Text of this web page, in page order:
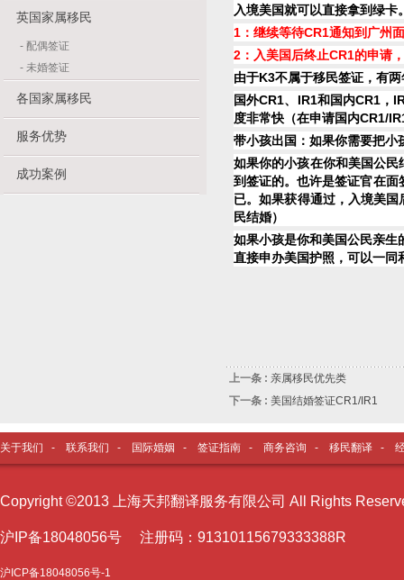
英国家属移民
- 配偶签证
- 未婚签证
各国家属移民
服务优势
成功案例
入境美国就可以直接拿到绿
1：继续等待CR1通知到广州
2：入美国后终止CR1的申请
由于K3不属于移民签证，有
国外CR1、IR1和国内CR1，
度非常快（在申请国内CR1/
带小孩出国：如果你需要把
如果你的小孩在你和美国公
到签证的。也许是签证官在
已。如果获得通过，入境美
民结婚）
如果小孩是你和美国公民亲
直接申办美国护照，可以一同
上一条 : 亲属移民优先类
下一条 : 美国结婚签证CR1/IR1
关于我们 - 联系我们 - 国际婚姻 - 签证指南 - 商务咨询 - 移民翻译 -
Copyright ©2013 上海天邦翻译服务有限公司 All Rights
沪I P备18048056号 注册码：91310115679333388R
沪ICP备18048056号-1